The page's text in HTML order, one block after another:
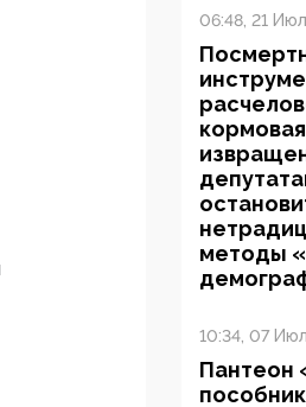
06:48, 21
методы
10:34, 07
Пантеон